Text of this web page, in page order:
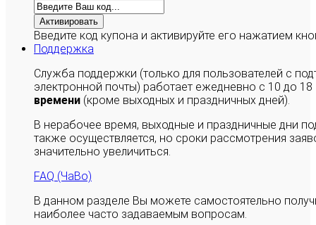
Активировать
Введите код купона и активируйте его нажатием
Поддержка
Служба поддержки (только для пользователей с
электронной почты) работает ежедневно с 10 до
времени (кроме выходных и праздничных дней).
В нерабочее время, выходные и праздничные дни
также осуществляется, но сроки рассмотрения
значительно увеличиться.
FAQ (ЧаВо)
В данном разделе Вы можете самостоятельно
наиболее часто задаваемым вопросам.